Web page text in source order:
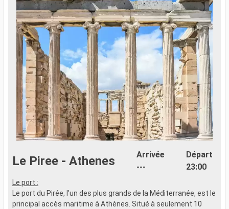
Le Piree - Athenes
Arrivée
---
Départ
23:00
Le port :
Le port du Pirée, l'un des plus grands de la Méditerranée, est le
principal accès maritime à Athènes. Situé à seulement 10